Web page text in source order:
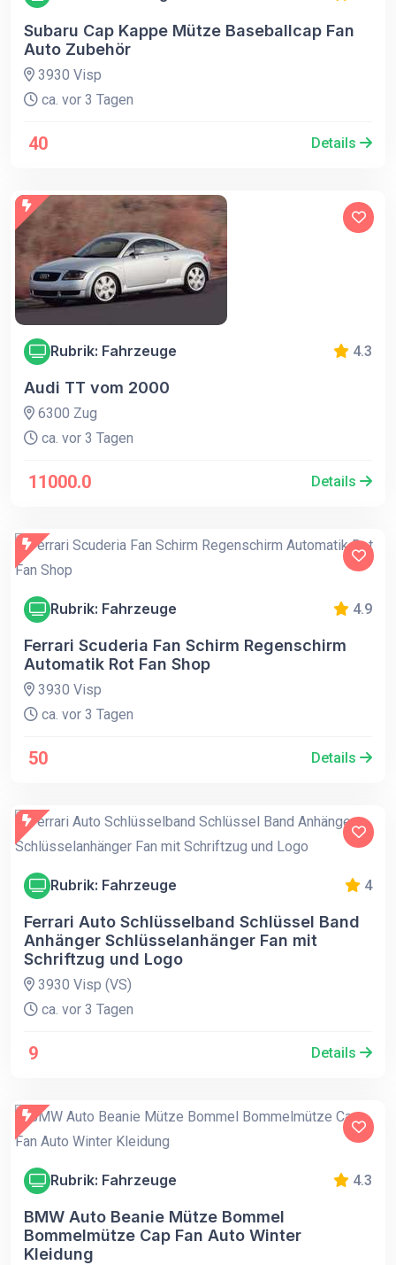
Subaru Cap Kappe Mütze Baseballcap Fan
Auto Zubehör
3930 Visp
ca. vor 3 Tagen
40 Details
Rubrik: Fahrzeuge 4.3
Audi TT vom 2000
6300 Zug
ca. vor 3 Tagen
11000.0 Details
Rubrik: Fahrzeuge 4.9
Ferrari Scuderia Fan Schirm Regenschirm
Automatik Rot Fan Shop
3930 Visp
ca. vor 3 Tagen
50 Details
Rubrik: Fahrzeuge 4
Ferrari Auto Schlüsselband Schlüssel Band
Anhänger Schlüsselanhänger Fan mit
Schriftzug und Logo
3930 Visp (VS)
ca. vor 3 Tagen
9 Details
Rubrik: Fahrzeuge 4.3
BMW Auto Beanie Mütze Bommel
Bommelmütze Cap Fan Auto Winter
Kleidung